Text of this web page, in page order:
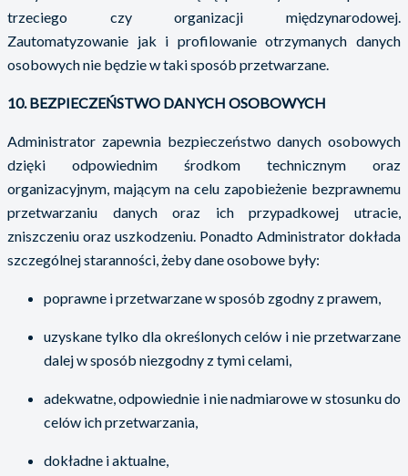
trzeciego czy organizacji międzynarodowej.
Zautomatyzowanie jak i profilowanie otrzymanych danych
osobowych nie będzie w taki sposób przetwarzane.
10. BEZPIECZEŃSTWO DANYCH OSOBOWYCH
Administrator zapewnia bezpieczeństwo danych osobowych
dzięki odpowiednim środkom technicznym oraz
organizacyjnym, mającym na celu zapobieżenie bezprawnemu
przetwarzaniu danych oraz ich przypadkowej utracie,
zniszczeniu oraz uszkodzeniu. Ponadto Administrator dokłada
szczególnej staranności, żeby dane osobowe były:
poprawne i przetwarzane w sposób zgodny z prawem,
uzyskane tylko dla określonych celów i nie przetwarzane
dalej w sposób niezgodny z tymi celami,
adekwatne, odpowiednie i nie nadmiarowe w stosunku do
celów ich przetwarzania,
dokładne i aktualne,